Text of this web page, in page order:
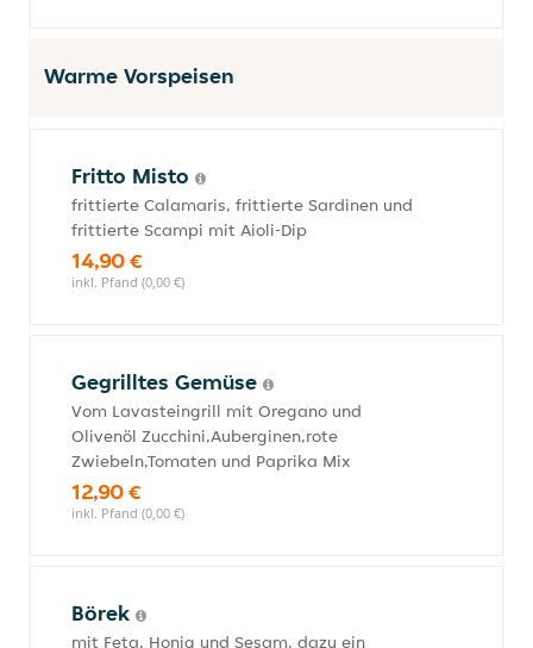
Warme Vorspeisen
Fritto Misto
frittierte Calamaris, frittierte Sardinen und
frittierte Scampi mit Aioli-Dip
14,90 €
inkl. Pfand (0,00 €)
Gegrilltes Gemüse
Vom Lavasteingrill mit Oregano und
Olivenöl Zucchini,Auberginen,rote
Zwiebeln,Tomaten und Paprika Mix
12,90 €
inkl. Pfand (0,00 €)
Börek
mit Feta, Honig und Sesam, dazu ein